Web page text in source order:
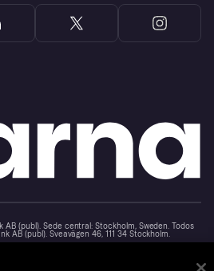
(publ). Sede central: Stockholm, Sweden. Todos
AB (publ). Sveavägen 46, 111 34 Stockholm.